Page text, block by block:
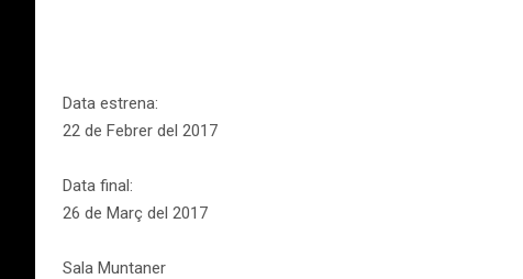
Data estrena:
22 de Febrer del 2017
Data final:
26 de Març del 2017
Sala Muntaner